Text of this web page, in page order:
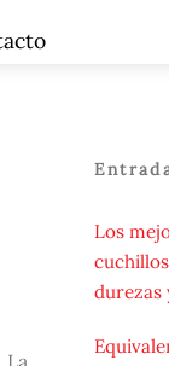
Los
durezas